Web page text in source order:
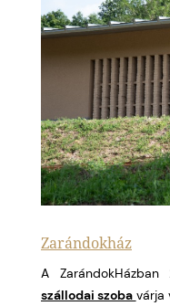
Zarándokház
A
szállodai szoba várja